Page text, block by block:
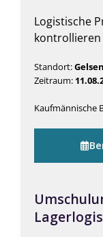
Logistische
Standort:
Zeitraum:
Kaufmännische